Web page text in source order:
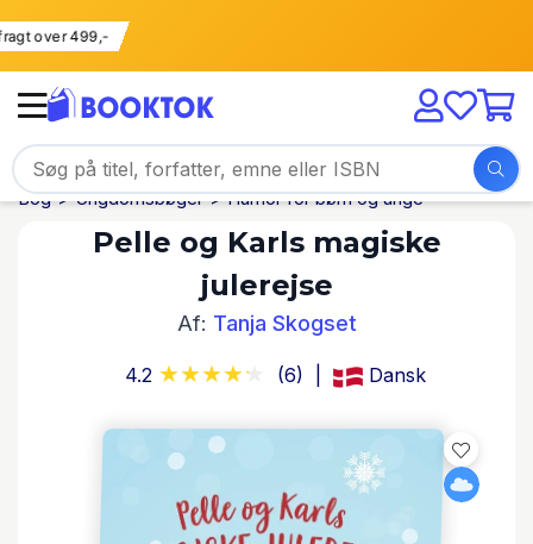
fragt over 499,-
Bog Ungdomsbøger Humor for børn og unge
Pelle og Karls magiske
julerejse
Af: Tanja Skogset
4.2 (6) Dansk